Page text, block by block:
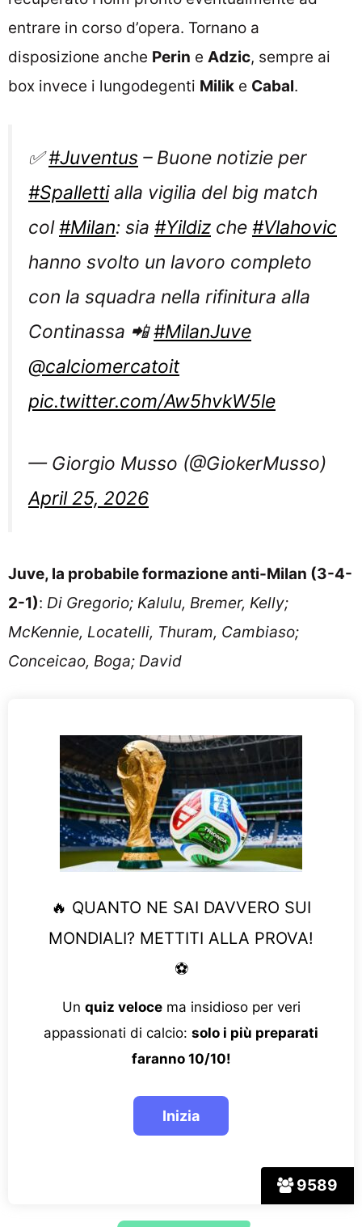
entrare in corso d’opera. Tornano a
disposizione anche Perin e Adzic, sempre ai
box invece i lungodegenti Milik e Cabal.
✅#Juventus – Buone notizie per
#Spallettialla vigilia del big match
col#Milan: sia #Yildiz che #Vlahovic
hanno svolto un lavoro completo
con la squadra nella rifinitura alla
Continassa 📲#MilanJuve
@calciomercatoit
pic.twitter.com/Aw5hvkW5le
— Giorgio Musso (@GiokerMusso)
April 25, 2026
Juve, la probabile formazione anti-Milan (3-4-
2-1): Di Gregorio; Kalulu, Bremer, Kelly;
McKennie, Locatelli, Thuram, Cambiaso;
Conceicao, Boga; David
9589
🔥 QUANTO NE SAI DAVVERO SUI
MONDIALI? METTITI ALLA PROVA!
⚽
Un quiz velocema insidioso per veri
appassionati di calcio: solo i più preparati
faranno 10/10!